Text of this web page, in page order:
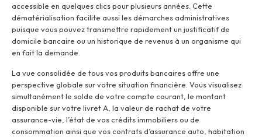
accessible en quelques clics pour plusieurs années. Cette
dématérialisation facilite aussi les démarches administratives
puisque vous pouvez transmettre rapidement un justificatif de
domicile bancaire ou un historique de revenus à un organisme qui
en fait la demande.
La vue consolidée de tous vos produits bancaires offre une
perspective globale sur votre situation financière. Vous visualisez
simultanément le solde de votre compte courant, le montant
disponible sur votre livret A, la valeur de rachat de votre
assurance-vie, l’état de vos crédits immobiliers ou de
consommation ainsi que vos contrats d’assurance auto, habitation